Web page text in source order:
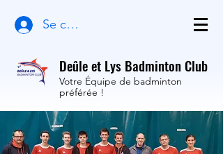
Se connecter
Deûle et Lys Badminton Club
Votre Équipe de badminton
préférée !